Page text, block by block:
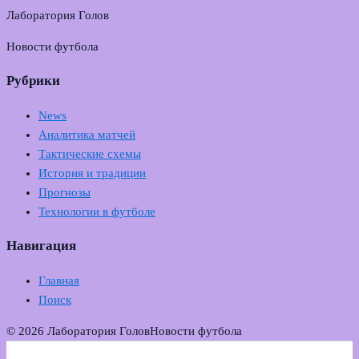
Лаборатория Голов
Новости футбола
Рубрики
News
Аналитика матчей
Тактические схемы
История и традиции
Прогнозы
Технологии в футболе
Навигация
Главная
Поиск
© 2026 Лаборатория ГоловНовости футбола